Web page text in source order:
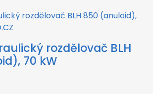
rozdělovač BLH
70 kW